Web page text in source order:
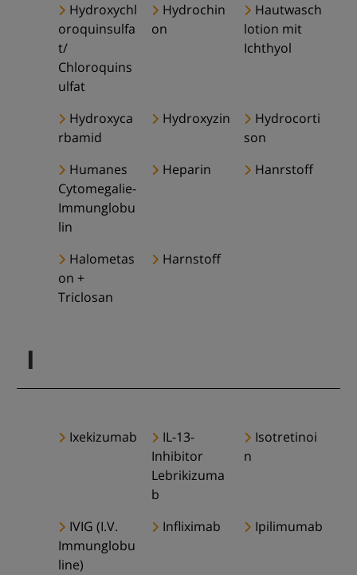
Hydroxychl
oroquinsulfa
t/
Chloroquins
ulfat
Hydrochin
on
Hautwasch
lotion mit
Ichthyol
Hydroxyca
rbamid
Hydroxyzin
Hydrocorti
son
Humanes
Cytomegalie-
Immunglobu
lin
Heparin Hanrstoff
Halometas
on +
Triclosan
Harnstoff
I
Ixekizumab
IL-13-
Inhibitor
Lebrikizuma
b
Isotretinoi
n
IVIG (I.V.
Immunglobu
line)
Infliximab Ipilimumab